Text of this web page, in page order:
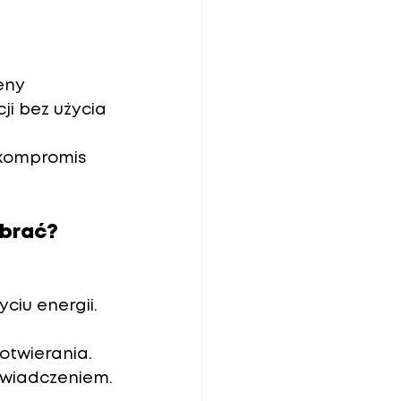
bez użycia
energii.